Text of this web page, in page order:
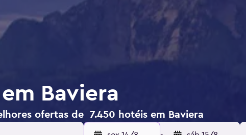
Baviera
ofertas de 7.450 hotéis em Baviera